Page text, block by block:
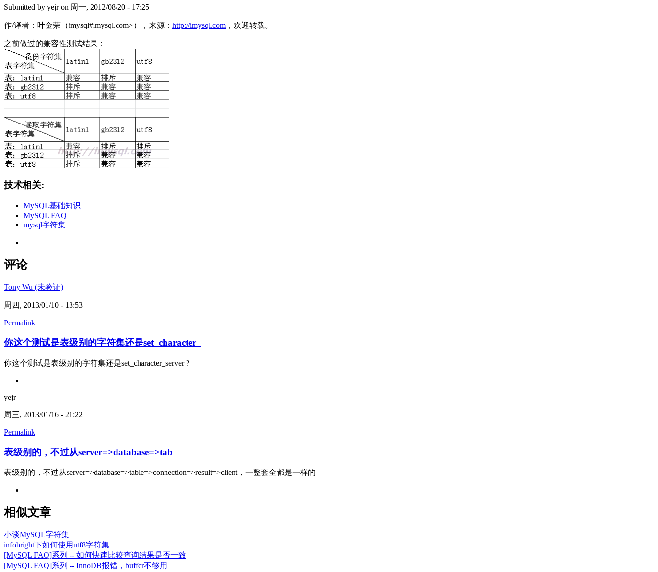
Submitted by yejron 周一, 2012/08/20 - 17:25
作/译者：叶金荣（imysql#imysql.com>），来源： http://imysql.com ，欢迎转载。
之前做过的兼容性测试结果：
技术相关:
MySQL基础知识
MySQL FAQ
mysql字符集
评论
Tony Wu (未验证)
周四, 2013/01/10 - 13:53
Permalink
你这个测试是表级别的字符集还是set_character_
你这个测试是表级别的字符集还是set_character_server ?
yejr
周三, 2013/01/16 - 21:22
Permalink
表级别的，不过从server=>database=>tab
表级别的，不过从server=>database=>table=>connection=>result=>client，一整套全都是一样的
相似文章
小谈MySQL字符集
infobright下如何使用utf8字符集
[MySQL FAQ]系列 -- 如何快速比较查询结果是否一致
[MySQL FAQ]系列 -- InnoDB报错，buffer不够用